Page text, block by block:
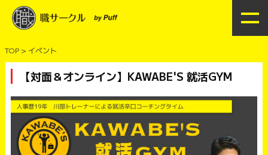
TOP > イベント
【対面＆オンライン】KAWABE'S 就活GYM